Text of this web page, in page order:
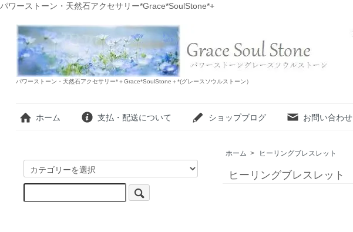
パワーストーン・天然石アクセサリー*Grace*SoulStone*+
パワーストーン・天然石アクセサリー*＋Grace*SoulStone＋*(グレースソウルストーン）
ホーム 支払・配送について ショップブログ お問い合わせ
ホーム > ヒーリングブレスレット
ヒーリングブレスレット